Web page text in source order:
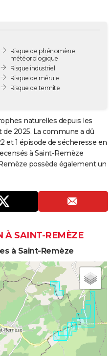
Risque de phénomène
météorologique
Risque industriel
Risque de mérule
Risque de termite
naturelles depuis les
de 2025. La commune a dû
et 1 épisode de sécheresse en
à Saint-Remèze
possède également un
À SAINT-REMÈZE
à Saint-Remèze